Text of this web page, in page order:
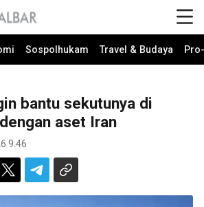
Sospolhukam Travel & Budaya
bantu sekutunya di
aset Iran
9:46